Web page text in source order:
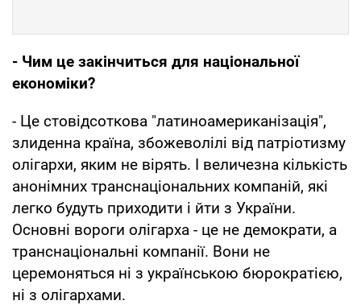
- Чим це закінчиться для національної
економіки?
- Це стовідсоткова "латиноамериканізація",
злиденна країна, збожеволілі від патріотизму
олігархи, яким не вірять. І величезна кількість
анонімних транснаціональних компаній, які
легко будуть приходити і йти з України.
Основні вороги олігарха - це не демократи, а
транснаціональні компанії. Вони не
церемоняться ні з українською бюрократією,
ні з олігархами.